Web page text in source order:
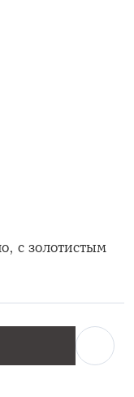
с золотистым